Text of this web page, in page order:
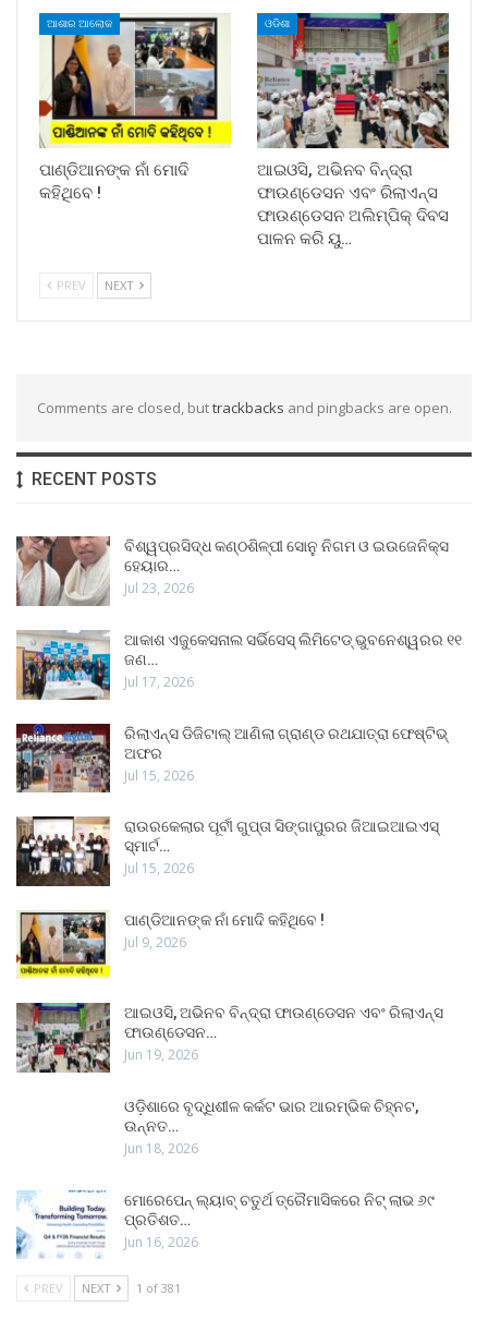
ଆଶାର ଆଲୋକ
ପାଣ୍ଡିଆନଙ୍କ ନାଁ ମୋଦି
କହିଥିବେ !
ଓଡିଶା
ଆଇଓସି, ଅଭିନବ ବିନ୍ଦ୍ରା
ଫାଉଣ୍ଡେସନ ଏବଂ ରିଲାଏନ୍ସ
ଫାଉଣ୍ଡେସନ ଅଲିମ୍ପିକ୍ ଦିବସ
ପାଳନ କରି ୟୁ…
PREV NEXT
Comments are closed, buttrackbacks and pingbacks are open.
RECENT POSTS
ବିଶ୍ୱପ୍ରସିଦ୍ଧ କଣ୍ଠଶିଳ୍ପୀ ସୋନୁ ନିଗମ ଓ ଇଉଜେନିକ୍ସ
ହେୟାର…
Jul 23, 2026
ଆକାଶ ଏଜୁକେସନାଲ ସର୍ଭିସେସ୍ ଲିମିଟେଡ୍ ଭୁବନେଶ୍ୱରର ୧୧
ଜଣ…
Jul 17, 2026
ରିଲାଏନ୍ସ ଡିଜିଟାଲ୍ ଆଣିଲା ଗ୍ରାଣ୍ଡ ରଥଯାତ୍ରା ଫେଷ୍ଟିଭ୍
ଅଫର
Jul 15, 2026
ରାଉରକେଲାର ପୂର୍ବୀ ଗୁପ୍ତା ସିଙ୍ଗାପୁରର ଜିଆଇଆଇଏସ୍
ସ୍ମାର୍ଟ…
Jul 15, 2026
ପାଣ୍ଡିଆନଙ୍କ ନାଁ ମୋଦି କହିଥିବେ !
Jul 9, 2026
ଆଇଓସି, ଅଭିନବ ବିନ୍ଦ୍ରା ଫାଉଣ୍ଡେସନ ଏବଂ ରିଲାଏନ୍ସ
ଫାଉଣ୍ଡେସନ…
Jun 19, 2026
ଓଡ଼ିଶାରେ ବୃଦ୍ଧିଶୀଳ କର୍କଟ ଭାର ଆରମ୍ଭିକ ଚିହ୍ନଟ,
ଉନ୍ନତ…
Jun 18, 2026
ମୋରେପେନ୍ ଲ୍ୟାବ୍ ଚତୁର୍ଥ ତ୍ରୈମାସିକରେ ନିଟ୍ ଲାଭ ୬୯
ପ୍ରତିଶତ…
Jun 16, 2026
PREV NEXT 1 of 381